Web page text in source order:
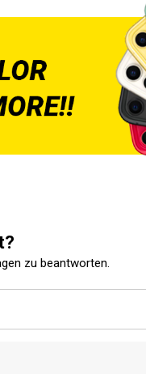
zu beantworten.